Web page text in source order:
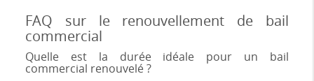
FAQ sur le renouvellement de bail
commercial
Quelle est la durée idéale pour un bail
commercial renouvelé ?